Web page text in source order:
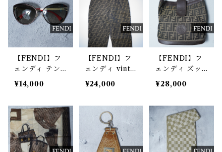
【FENDI】フ
ェンディ テン
プルロゴサング
ラス black&g
¥14,000
【FENDI】フ
ェンディ vinta
ge ズッカ柄ス
トレートパンツ
¥24,000
【FENDI】フ
ェンディ ズッ
カ柄レザー・キ
ャンパスショル
wn
¥28,000